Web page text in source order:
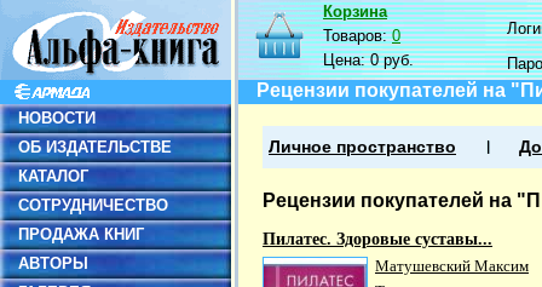
НОВОСТИ
ОБ ИЗДАТЕЛЬСТВЕ
КАТАЛОГ
СОТРУДНИЧЕСТВО
ПРОДАЖА КНИГ
АВТОРЫ
Корзина
Товаров:0
Цена:0 руб.
Рецензии покупателей на
Личное пространство
Рецензии покупателей на
Пилатес. Здоровые суставы...
Матушевский Максим